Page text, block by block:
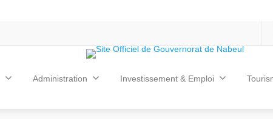
Administration Investissement & Emploi